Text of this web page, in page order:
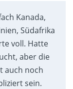
Kanada,
Südafrika
voll. Hatte
aber die
auch noch
sein.